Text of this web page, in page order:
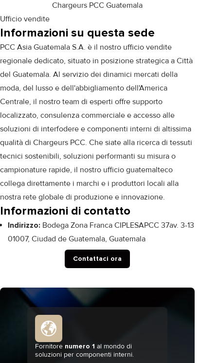
Chargeurs PCC Guatemala
Ufficio vendite
Informazioni su questa sede
PCC Asia Guatemala S.A. è il nostro ufficio vendite
regionale dedicato, situato in posizione strategica a Città
del Guatemala. Al servizio dei dinamici mercati della
moda, del lusso e dell'abbigliamento dell'America
Centrale, il nostro team di esperti offre supporto
localizzato, consulenza commerciale e accesso alle
soluzioni di interfodere e componenti interni di altissima
qualità di Chargeurs PCC. Che siate alla ricerca di tessuti
tecnici sostenibili, soluzioni performanti su misura o
campionature rapide, il nostro ufficio guatemalteco
collega direttamente i marchi e i produttori locali alla
nostra rete globale di produzione e innovazione.
Informazioni di contatto
Indirizzo: Bodega Zona Franca CIPLESAPCC 37av. 3-13
01007, Ciudad de Guatemala, Guatemala
Contattaci ora
Fornitore numero 1 al mondo di
soluzioni per componenti interni.